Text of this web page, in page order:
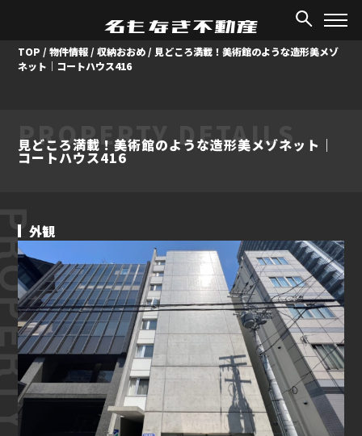
TOP /物件情報 /収納おおめ / 見どころ満載！美術館のような造形美メゾ
ネット｜コートハウス416
PROPERTY DETAILS
見どころ満載！美術館のような造形美メゾネット｜
コートハウス416
外観